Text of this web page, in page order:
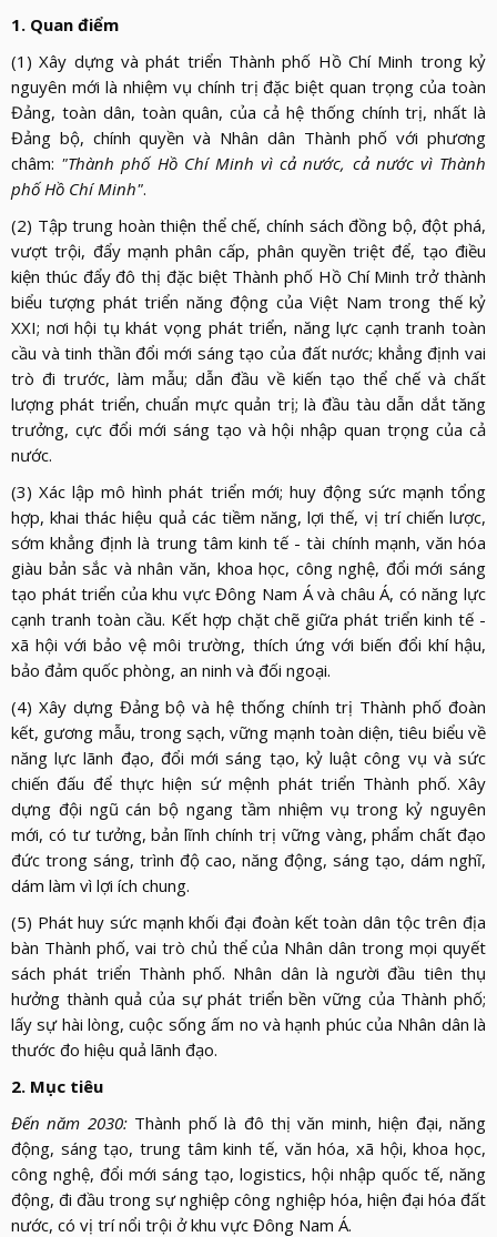
1. Quan điểm
(1) Xây dựng và phát triển Thành phố Hồ Chí Minh trong kỷ
nguyên mới là nhiệm vụ chính trị đặc biệt quan trọng của toàn
Đảng, toàn dân, toàn quân, của cả hệ thống chính trị, nhất là
Đảng bộ, chính quyền và Nhân dân Thành phố với phương
châm: "Thành phố Hồ Chí Minh vì cả nước, cả nước vì Thành
phố Hồ Chí Minh".
(2) Tập trung hoàn thiện thể chế, chính sách đồng bộ, đột phá,
vượt trội, đẩy mạnh phân cấp, phân quyền triệt để, tạo điều
kiện thúc đẩy đô thị đặc biệt Thành phố Hồ Chí Minh trở thành
biểu tượng phát triển năng động của Việt Nam trong thế kỷ
XXI; nơi hội tụ khát vọng phát triển, năng lực cạnh tranh toàn
cầu và tinh thần đổi mới sáng tạo của đất nước; khẳng định vai
trò đi trước, làm mẫu; dẫn đầu về kiến tạo thể chế và chất
lượng phát triển, chuẩn mực quản trị; là đầu tàu dẫn dắt tăng
trưởng, cực đổi mới sáng tạo và hội nhập quan trọng của cả
nước.
(3) Xác lập mô hình phát triển mới; huy động sức mạnh tổng
hợp, khai thác hiệu quả các tiềm năng, lợi thế, vị trí chiến lược,
sớm khẳng định là trung tâm kinh tế - tài chính mạnh, văn hóa
giàu bản sắc và nhân văn, khoa học, công nghệ, đổi mới sáng
tạo phát triển của khu vực Đông Nam Á và châu Á, có năng lực
cạnh tranh toàn cầu. Kết hợp chặt chẽ giữa phát triển kinh tế -
xã hội với bảo vệ môi trường, thích ứng với biến đổi khí hậu,
bảo đảm quốc phòng, an ninh và đối ngoại.
(4) Xây dựng Đảng bộ và hệ thống chính trị Thành phố đoàn
kết, gương mẫu, trong sạch, vững mạnh toàn diện, tiêu biểu về
năng lực lãnh đạo, đổi mới sáng tạo, kỷ luật công vụ và sức
chiến đấu để thực hiện sứ mệnh phát triển Thành phố. Xây
dựng đội ngũ cán bộ ngang tầm nhiệm vụ trong kỷ nguyên
mới, có tư tưởng, bản lĩnh chính trị vững vàng, phẩm chất đạo
đức trong sáng, trình độ cao, năng động, sáng tạo, dám nghĩ,
dám làm vì lợi ích chung.
(5) Phát huy sức mạnh khối đại đoàn kết toàn dân tộc trên địa
bàn Thành phố, vai trò chủ thể của Nhân dân trong mọi quyết
sách phát triển Thành phố. Nhân dân là người đầu tiên thụ
hưởng thành quả của sự phát triển bền vững của Thành phố;
lấy sự hài lòng, cuộc sống ấm no và hạnh phúc của Nhân dân là
thước đo hiệu quả lãnh đạo.
2. Mục tiêu
Đến năm 2030: Thành phố là đô thị văn minh, hiện đại, năng
động, sáng tạo, trung tâm kinh tế, văn hóa, xã hội, khoa học,
công nghệ, đổi mới sáng tạo, logistics, hội nhập quốc tế, năng
động, đi đầu trong sự nghiệp công nghiệp hóa, hiện đại hóa đất
nước, có vị trí nổi trội ở khu vực Đông Nam Á.